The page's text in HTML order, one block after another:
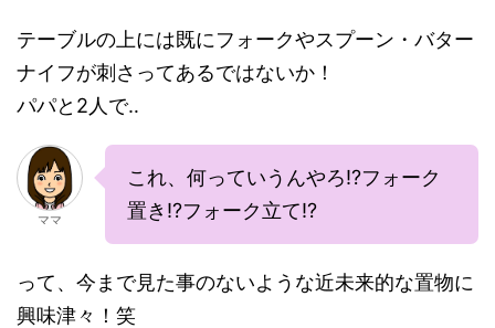
テーブルの上には既にフォークやスプーン・バター
ナイフが刺さってあるではないか！
パパと2人で‥
ママ
これ、何っていうんやろ!?フォーク
置き!?フォーク立て!?
って、今まで見た事のないような近未来的な置物に
興味津々！笑